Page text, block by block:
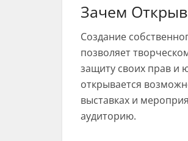
Зачем
Создание
позволяет
защиту своих прав и
открывается
выставках и
аудиторию.